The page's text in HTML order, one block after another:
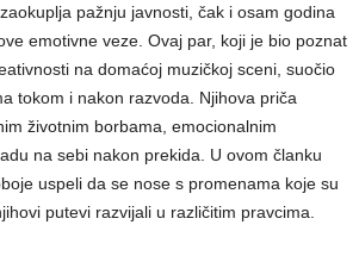
pažnju javnosti, čak i osam godina
emotivne veze. Ovaj par, koji je bio poznat
na domaćoj muzičkoj sceni, suočio
tokom i nakon razvoda. Njihova priča
životnim borbama, emocionalnim
na sebi nakon prekida. U ovom članku
uspeli da se nose s promenama koje su
putevi razvijali u različitim pravcima.